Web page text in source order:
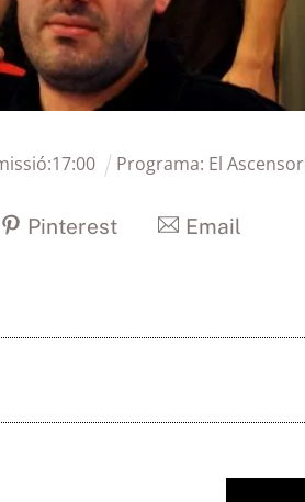
17:00 Programa: El Ascensor
Pinterest Email